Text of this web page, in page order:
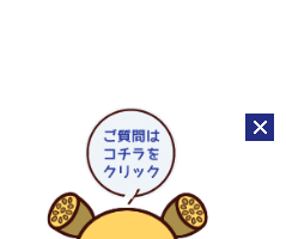
チャ